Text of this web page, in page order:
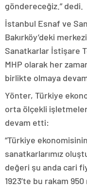
göndereceğiz.” dedi.
İstanbul Esnaf ve
Bakırköy’deki
Sanatkarlar İstişare
MHP olarak her
birlikte olmaya
Yönter, Türkiye
orta ölçekli
devam etti:
“Türkiye
sanatkarlarımız
değeri şu anda cari
1923’te bu rakam